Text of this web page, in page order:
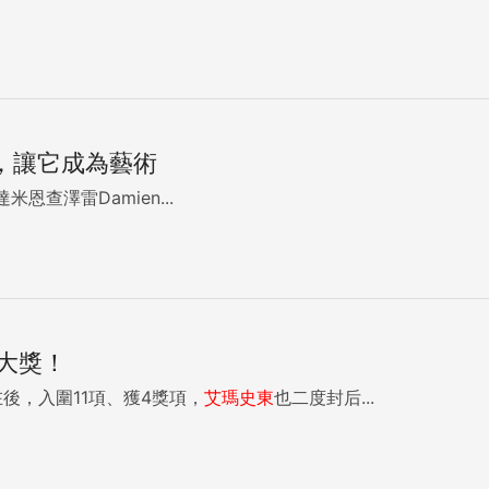
讓它成為藝術
米恩查澤雷Damien...
獎！
，入圍11項、獲4獎項， 艾瑪史東也二度封后...